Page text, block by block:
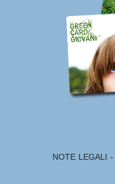
NOTE LEGALI -